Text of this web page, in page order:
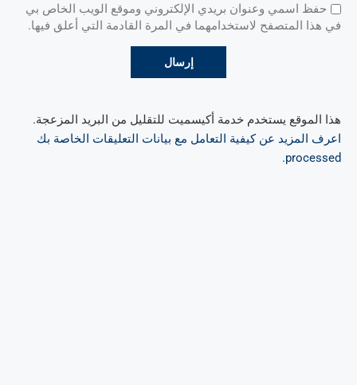
حفظ اسمي وعنوان بريدي الإلكتروني وموقع الويب الخاص بي
في هذا المتصفح لاستخدامهما في المرة القادمة التي أعلق فيها.
هذا الموقع يستخدم خدمة أكيسميت للتقليل من البريد المزعجة.
اعرف المزيد عن كيفية التعامل مع بيانات التعليقات الخاصة بك
processed
.